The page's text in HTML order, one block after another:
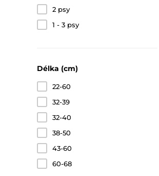
2 psy
1 - 3 psy
Délka (cm)
22-60
32-39
32-40
38-50
43-60
60-68